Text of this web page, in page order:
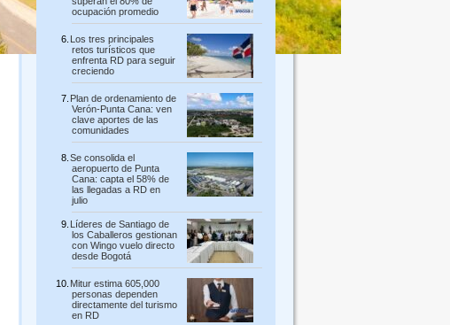
ocupación promedio
Los tres principales
retos turísticos que
enfrenta RD para seguir
creciendo
Plan de ordenamiento de
Verón-Punta Cana: ven
clave aportes de las
comunidades
Se consolida el
aeropuerto de Punta
Cana: capta el 58% de
las llegadas a RD en
julio
Líderes de Santiago de
los Caballeros gestionan
con Wingo vuelo directo
desde Bogotá
Mitur estima 605,000
personas dependen
directamente del turismo
en RD